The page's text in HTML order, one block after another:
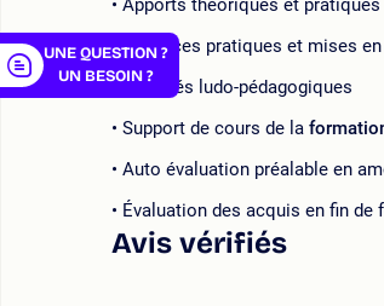
Apports théoriques et pratiques
Exercices pratiques et mises
Activités ludo-pédagogiques
Support de cours de la
Auto évaluation préalable en
Évaluation des acquis en fin de
Avis vérifiés
UNE QUESTION ?
UN BESOIN ?